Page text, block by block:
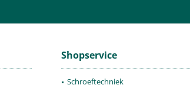
Shopservice
Schroeftechniek